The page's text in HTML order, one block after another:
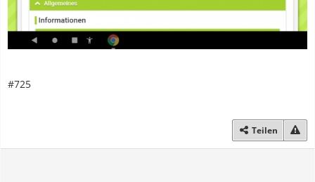
#725
Teilen